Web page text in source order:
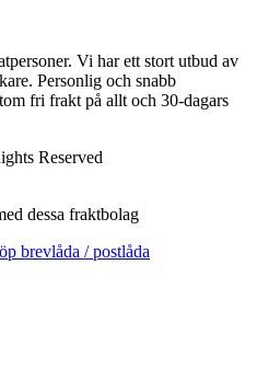
Vi har ett stort utbud av
Personlig och snabb
fri frakt på allt och 30-dagars
Reserved